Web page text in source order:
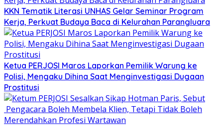
KKN Tematik Literasi UNHAS Gelar Seminar Program
Kerja, Perkuat Budaya Baca di Kelurahan Parangluara
Ketua PERJOSI Maros Laporkan Pemilik Warung ke
Polisi, Mengaku Dihina Saat Menginvestigasi Dugaan
Prostitusi